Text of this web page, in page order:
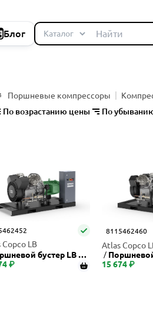
Блог
Поршневые компрессоры
По возрастанию цены По
LB
бустер LB 7-
₽
8115462460
Atlas Copco
300+
15 674 ₽